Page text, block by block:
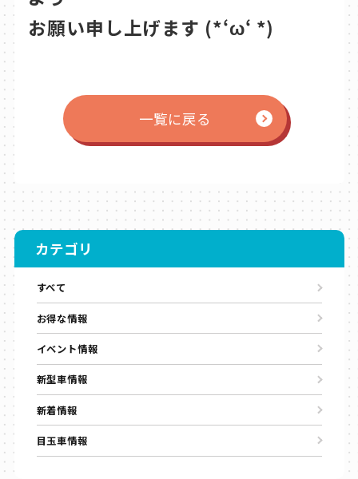
お願い申し上げます (*‘ω‘ *)
一覧に戻る
カテゴリ
すべて
お得な情報
イベント情報
新型車情報
新着情報
目玉車情報